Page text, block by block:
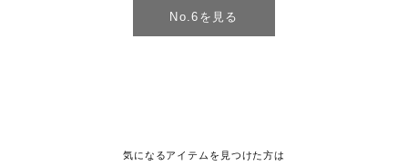
No.6を見る
気になるアイテムを見つけた方は